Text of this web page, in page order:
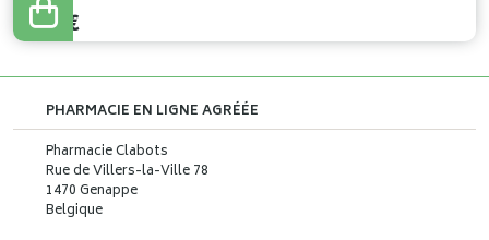
5,37 €
PHARMACIE EN LIGNE AGRÉÉE
Pharmacie Clabots
Rue de Villers-la-Ville 78
1470 Genappe
Belgique